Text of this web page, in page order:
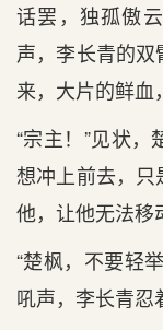
话罢，独孤傲
声，李长青的
来，大片的鲜血
“宗主！”见状
想冲上前去，
他，让他无法移
“楚枫，不要轻
吼声，李长青忍